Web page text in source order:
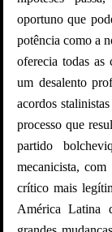
oportuno que
potência como a
oferecia todas as
um desalento
acordos
processo que
partido
mecanicista,
crítico mais
América Latina